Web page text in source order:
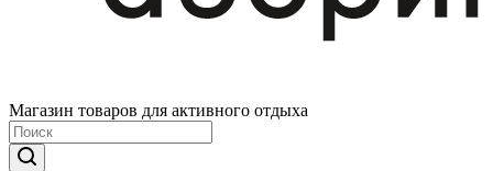
Магазин товаров для активного отдыха